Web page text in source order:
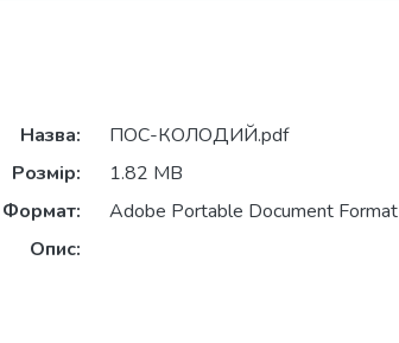
Назва:
ПОС-КОЛОДИЙ.pdf
Розмір:
1.82 MB
Формат:
Adobe Portable Document Format
Опис: